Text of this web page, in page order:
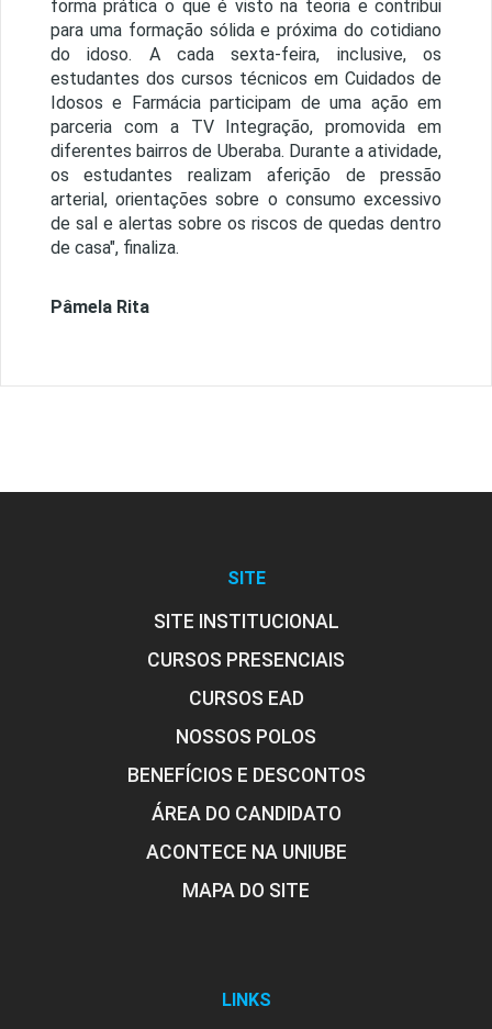
forma prática o que é visto na teoria e contribui
para uma formação sólida e próxima do cotidiano
do idoso. A cada sexta-feira, inclusive, os
estudantes dos cursos técnicos em Cuidados de
Idosos e Farmácia participam de uma ação em
parceria com a TV Integração, promovida em
diferentes bairros de Uberaba. Durante a atividade,
os estudantes realizam aferição de pressão
arterial, orientações sobre o consumo excessivo
de sal e alertas sobre os riscos de quedas dentro
de casa", finaliza.
Pâmela Rita
SITE
SITE INSTITUCIONAL
CURSOS PRESENCIAIS
CURSOS EAD
NOSSOS POLOS
BENEFÍCIOS E DESCONTOS
ÁREA DO CANDIDATO
ACONTECE NA UNIUBE
MAPA DO SITE
LINKS